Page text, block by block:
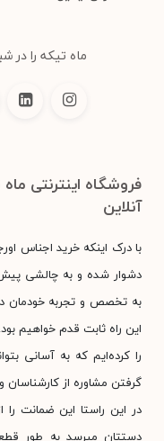
ماه تیکه را در
فروشگاه اینترنتی
آنلاین
با درک اینکه خرید اجناس
دشوار شده و به چالشی پیش
به تخصص و تجربه خودمان
این راه ثابت قدم خواهیم
را کرده‌ایم که به آسانی
گرفتن مشاوره از
در این راستا این ضمانت
دستتان میرسد به طور